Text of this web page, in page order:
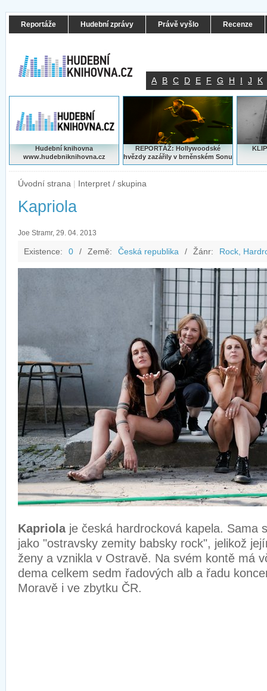
Reportáže Hudební zprávy Právě vyšlo Recenze
A B C D E F G H I J K
Hudební knihovna
www.hudebniknihovna.cz
REPORTÁŽ: Hollywoodské
hvězdy zazářily v brněnském Sonu
Úvodní strana | Interpret / skupina
Kapriola
Joe Stramr, 29. 04. 2013
Existence: 0 / Země: Česká republika / Žánr: Rock,
Kapriola je česká hardrocková kapela. Sama
jako "ostravsky zemity babsky rock", jelikož
ženy a vznikla v Ostravě. Na svém kontě má
dema celkem sedm řadových alb a řadu
Moravě i ve zbytku ČR.